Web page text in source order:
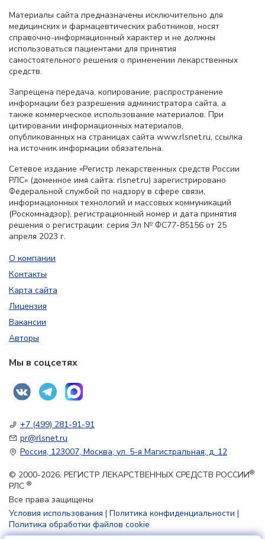
Материалы сайта предназначены исключительно для
медицинских и фармацевтических работников, носят
справочно-информационный характер и не должны
использоваться пациентами для принятия
самостоятельного решения о применении лекарственных
средств.
Запрещена передача, копирование, распространение
информации без разрешения администратора сайта, а
также коммерческое использование материалов. При
цитировании информационных материалов,
опубликованных на страницах сайта www.rlsnet.ru, ссылка
на источник информации обязательна.
Сетевое издание «Регистр лекарственных средств России
РЛС» (доменное имя сайта: rlsnet.ru) зарегистрировано
Федеральной службой по надзору в сфере связи,
информационных технологий и массовых коммуникаций
(Роскомнадзор), регистрационный номер и дата принятия
решения о регистрации: серия Эл № ФС77-85156 от 25
апреля 2023 г.
О компании
Контакты
Карта сайта
Лицензия
Вакансии
Авторы
Мы в соцсетях
+7 (499) 281-91-91
pr@rlsnet.ru
Россия, 123007, Москва, ул. 5-я Магистральная, д. 12
© 2000-2026. РЕГИСТР ЛЕКАРСТВЕННЫХ СРЕДСТВ РОССИИ®
РЛС ®
Все права защищены
Условия использования | Политика конфиденциальности |
Политика обработки файлов cookie